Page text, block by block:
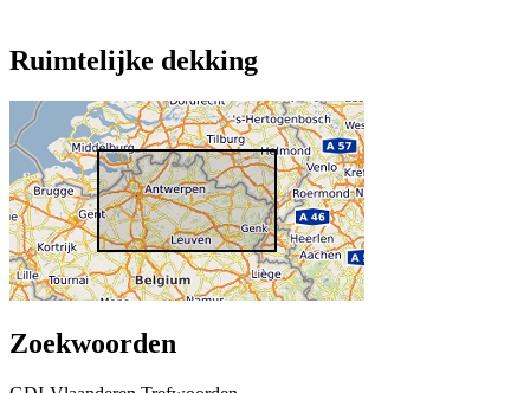
Ruimtelijke dekking
Zoekwoorden